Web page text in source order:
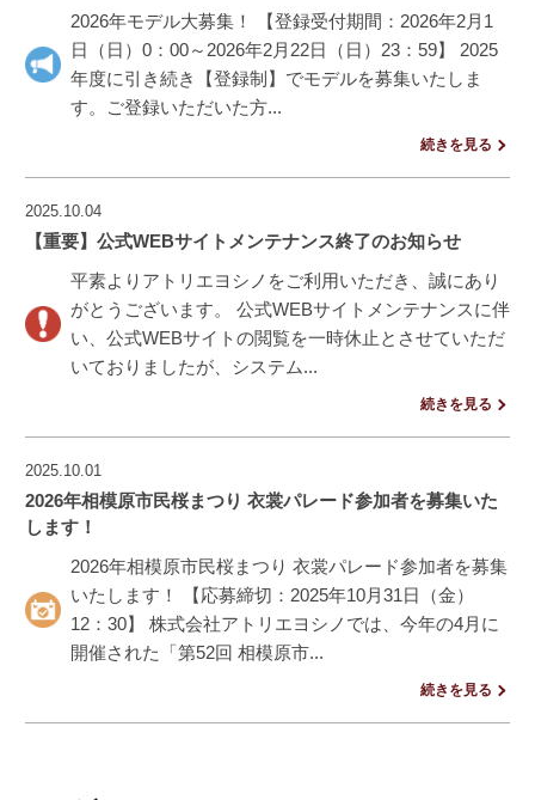
2026年モデル大募集！ 【登録受付期間：2026年2月1
日（日）0：00～2026年2月22日（日）23：59】 2025
年度に引き続き【登録制】でモデルを募集いたしま
す。ご登録いただいた方...
続きを見る
2025.10.04
【重要】公式WEBサイトメンテナンス終了のお知らせ
平素よりアトリエヨシノをご利用いただき、誠にあり
がとうございます。 公式WEBサイトメンテナンスに伴
い、公式WEBサイトの閲覧を一時休止とさせていただ
いておりましたが、システム...
続きを見る
2025.10.01
2026年相模原市民桜まつり 衣裳パレード参加者を募集いた
します！
2026年相模原市民桜まつり 衣裳パレード参加者を募集
いたします！ 【応募締切：2025年10月31日（金）
12：30】 株式会社アトリエヨシノでは、今年の4月に
開催された「第52回 相模原市...
続きを見る